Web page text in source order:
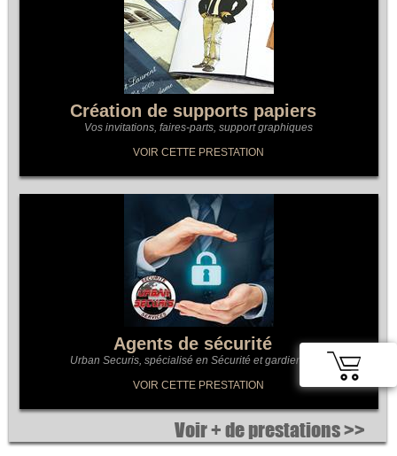
Création de supports papiers
Vos invitations, faires-parts, support graphiques
VOIR CETTE PRESTATION
Agents de sécurité
Urban Securis, spécialisé en Sécurité et gardiennage
VOIR CETTE PRESTATION
Voir + de prestations >>